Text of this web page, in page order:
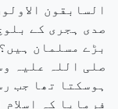
صدی ہجری کے
بڑے مسلمان
صلی اللہ علیہ
ہوسکتا تھا جب
فرمایا کہ